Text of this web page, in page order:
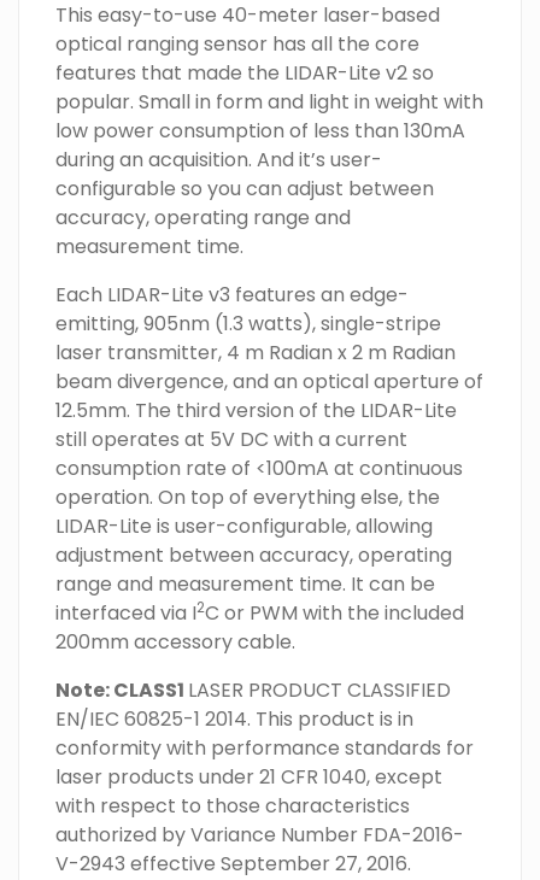
This easy-to-use 40-meter laser-based
optical ranging sensor has all the core
features that made the LIDAR-Lite v2 so
popular. Small in form and light in weight with
low power consumption of less than 130mA
during an acquisition. And it’s user-
configurable so you can adjust between
accuracy, operating range and
measurement time.
Each LIDAR-Lite v3 features an edge-
emitting, 905nm (1.3 watts), single-stripe
laser transmitter, 4 m Radian x 2 m Radian
beam divergence, and an optical aperture of
12.5mm. The third version of the LIDAR-Lite
still operates at 5V DC with a current
consumption rate of <100mA at continuous
operation. On top of everything else, the
LIDAR-Lite is user-configurable, allowing
adjustment between accuracy, operating
range and measurement time. It can be
interfaced via I2C or PWM with the included
200mm accessory cable.
Note: CLASS1 LASER PRODUCT CLASSIFIED
EN/IEC 60825-1 2014. This product is in
conformity with performance standards for
laser products under 21 CFR 1040, except
with respect to those characteristics
authorized by Variance Number FDA-2016-
V-2943 effective September 27, 2016.